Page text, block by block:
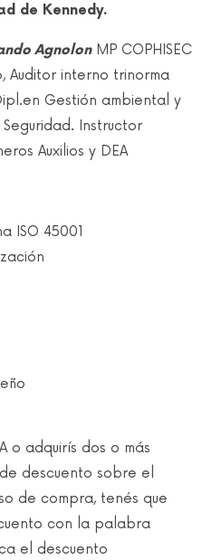
de Kennedy.
AgnolonMP COPHISEC
Auditor interno trinorma
Gestión ambiental y
Instructor
Auxilios y DEA
ISO 45001
o adquirís dos o más
descuento sobre el
de compra, tenés que
con la palabra
el descuento